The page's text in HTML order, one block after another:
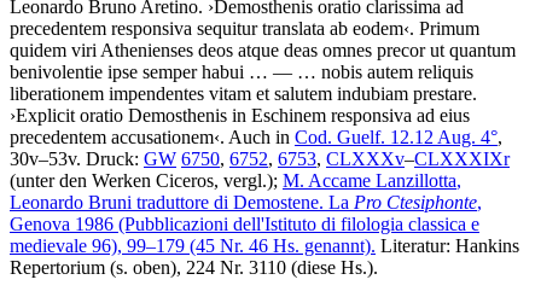
Leonardo Bruno Aretino. ›Demosthenis oratio clarissima ad
precedentem responsiva sequitur translata ab eodem‹. Primum
quidem viri Athenienses deos atque deas omnes precor ut quantum
benivolentie ipse semper habui … — … nobis autem reliquis
liberationem impendentes vitam et salutem indubiam prestare.
›Explicit oratio Demosthenis in Eschinem responsiva ad eius
precedentem accusationem‹. Auch in Cod. Guelf. 12.12 Aug. 4°,
30v–53v. Druck: GW 6750, 6752, 6753, CLXXXv–CLXXXIXr
(unter den Werken Ciceros, vergl.); M. Accame Lanzillotta,
Leonardo Bruni traduttore di Demostene. La Pro Ctesiphonte,
Genova 1986 (Pubblicazioni dell'Istituto di filologia classica e
medievale 96), 99–179 (45 Nr. 46 Hs. genannt). Literatur: Hankins
Repertorium (s. oben), 224 Nr. 3110 (diese Hs.).